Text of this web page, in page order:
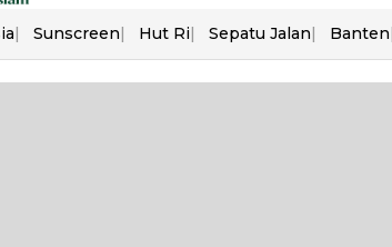
Sunscreen Hut Ri Sepatu Jalan Banten